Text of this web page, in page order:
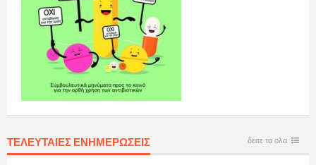
ΤΕΛΕΥΤΑΙΕΣ ΕΝΗΜΕΡΩΣΕΙΣ δειτε τα ολα